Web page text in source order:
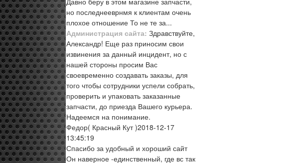
но последнееврнмя к клиентам очень
плохое отношение То не те за...
Администрация сайта: Здравствуйте,
Александр! Еще раз приносим свои
извинения за данный инцидент, но с
нашей стороны просим Вас
своевременно создавать заказы, для
того чтобы сотрудники успели собрать,
проверить и упаковать заказанные
запчасти, до приезда Вашего курьера.
Надеемся на понимание.
Федор( Красный Кут )2018-12-17
13:45:19
Спасибо за удобный и хороший сайт
Он наверное -единственный, где вс так